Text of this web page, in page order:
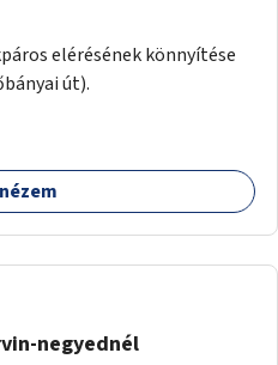
elérésének könnyítése
út).
negyednél